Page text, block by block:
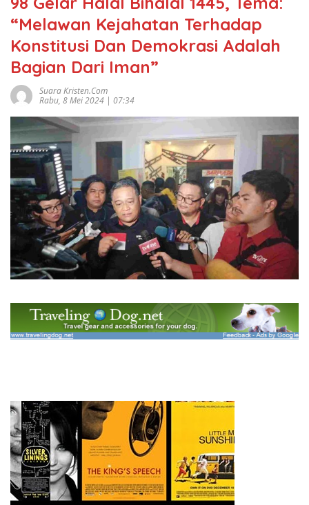
“Melawan Kejahatan Terhadap
Konstitusi Dan Demokrasi Adalah
Bagian Dari Iman”
Suara Kristen.com
Rabu, 8 Mei 2024 | 07:34